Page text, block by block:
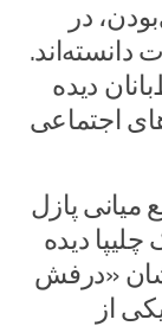
در
دانسته‌اند.
دیده
اجتماعی
میانی پازل
دیده
«درفش
از